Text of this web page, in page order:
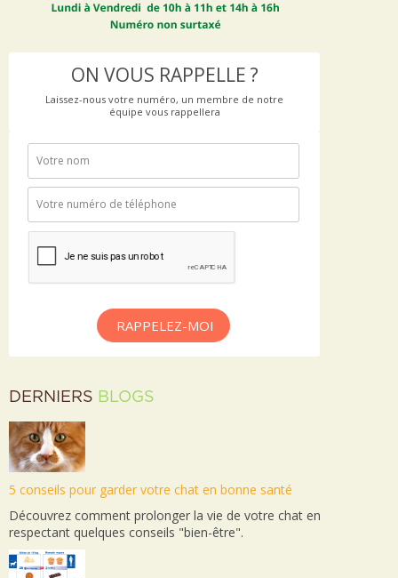
ON VOUS RAPPELLE ?
Laissez-nous votre numéro, un membre de notre
équipe vous rappellera
RAPPELEZ-MOI
DERNIERS BLOGS
5 conseils pour garder votre chat en bonne santé
Découvrez comment prolonger la vie de votre chat en
respectant quelques conseils "bien-être".